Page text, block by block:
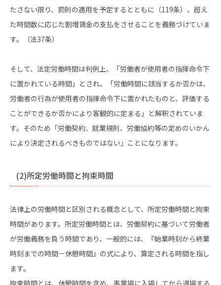
たさない限り、罰則の適用を予定するとともに（119条）、超え
た時間数に応じた割増賃金の支払をさせることを義務づけていま
す。（法37条）
そして、法定労働時間は判例上、「労働者が使用者の指揮命令下
に置かれている時間」とされ、「労働時間に該当するか否かは、
労働者の行為が使用者の指揮命令下に置かれたものと、評価する
ことができるか否かにより客観的に定まる」と解釈されていま
す。そのため「労働契約、就業規則、労働協約等の定めのいかん
により決定されるべきものではない」ことになります。
(2)所定労働時間と拘束時間
法律上の労働時間と区別される概念として、所定労働時間と拘束
時間があります。所定労働時間とは、労働契約に基づいて労働者
が労働義務を負う時間であり、一般的には、『始業時刻から終業
時刻までの時間－休憩時間』の式により、算定される時間を指し
ます。
拘束時間とは、休憩時間を含め、事業場に入場してから退場する